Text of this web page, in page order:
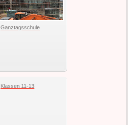
Ganztagsschule
Klassen 11-13